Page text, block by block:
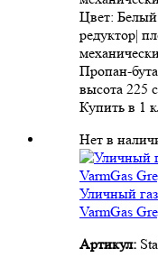
Цвет:
редуктор|
Пропан-
высота 225
Купить в 1
Нет в
Уличный
VarmGas
Артикул: